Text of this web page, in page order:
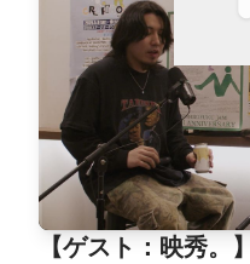
学」。国内外の異能た
紐解きます。そして、
映秀。が求めている美
チバチの対話をお届
プター）🎙️00:00 後編
aと理久のガチリアク
ly You to the Moon」ア
テーマは「サイバーパ
J-POPの歌詞と経済の
【ゲスト：映秀。